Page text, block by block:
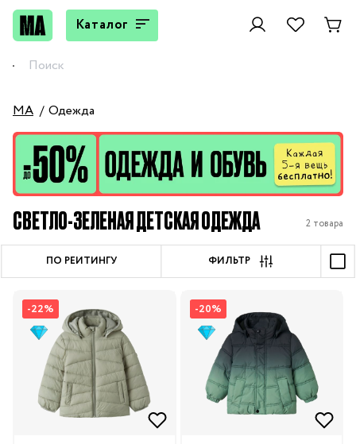
Каталог
MA Одежда
СВЕТЛО-ЗЕЛЕНАЯ ДЕТСКАЯ ОДЕЖДА 2 товара
ПО РЕЙТИНГУ ФИЛЬТР
-22% -20%